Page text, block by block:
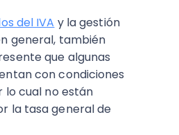
del IVA y la gestión
general, también
que algunas
con condiciones
lo cual no están
la tasa general de